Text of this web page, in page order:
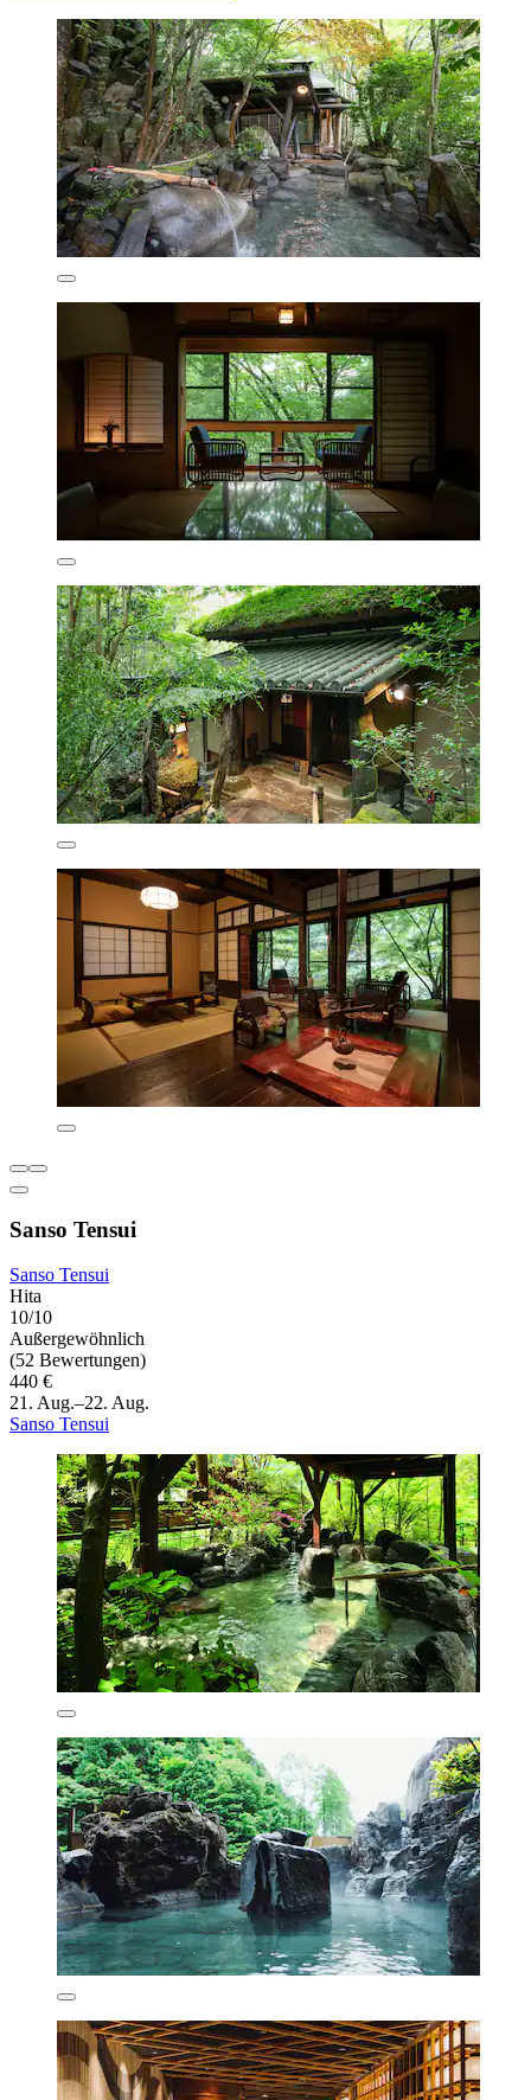
Sanso Tensui
Sanso Tensui
Hita
10/10
Außergewöhnlich
(52 Bewertungen)
440 €
21. Aug.–22. Aug.
Sanso Tensui